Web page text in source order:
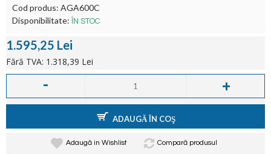
Cod produs: AGA600C
Disponibilitate:
ÎN STOC
1.595,25 Lei
Fără TVA: 1.318,39 Lei
- +
ADAUGĂ ÎN COŞ
Adaugă in Wishlist Compară produsul